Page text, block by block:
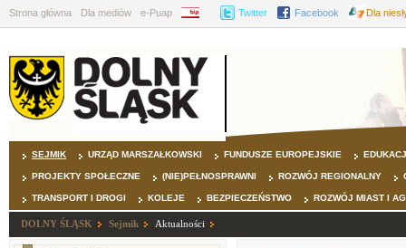
Strona główna Dla mediów e-Puap BIP Twitter Facebook Dla
SEJMIK URZĄD MARSZAŁKOWSKI FUNDUSZE EUROPEJSKIE
PROJEKTY SPOŁECZNE (NIE)PEŁNOSPRAWNI ROZWÓJ REGIONALNY
TRANSPORT I DROGI KOLEJE BEZPIECZEŃSTWO ROZWÓJ MIAST I
DOLNY ŚLĄSK Sejmik Aktualności